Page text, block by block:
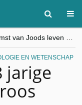
“Besnijdenisdebat toont hoe moeilijk seculiere Westen minderheden begrijpt”, Jinnih Beels (Vooruit)
CITYTRIP | ROEMENIË – Boekarest: de verrassing van Oost-Europa
EN WETENSCHAP
jarige